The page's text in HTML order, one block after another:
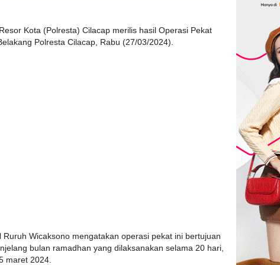
Kota (Polresta) Cilacap merilis hasil Operasi Pekat
Polresta Cilacap, Rabu (27/03/2024).
Ruruh Wicaksono mengatakan operasi pekat ini bertujuan
bulan ramadhan yang dilaksanakan selama 20 hari,
maret 2024.